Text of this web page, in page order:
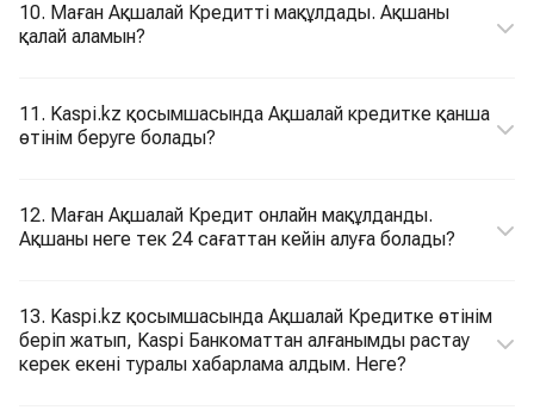
10. Маған Ақшалай Кредитті мақұлдады. Ақшаны
қалай аламын?
11. Kaspi.kz қосымшасында Ақшалай кредитке қанша
өтінім беруге болады?
12. Маған Ақшалай Кредит онлайн мақұлданды.
Ақшаны неге тек 24 сағаттан кейін алуға болады?
13. Kaspi.kz қосымшасында Ақшалай Кредитке өтінім
беріп жатып, Kaspi Банкоматтан алғанымды растау
керек екені туралы хабарлама алдым. Неге?